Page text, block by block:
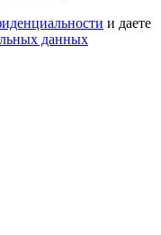
и даете
данных